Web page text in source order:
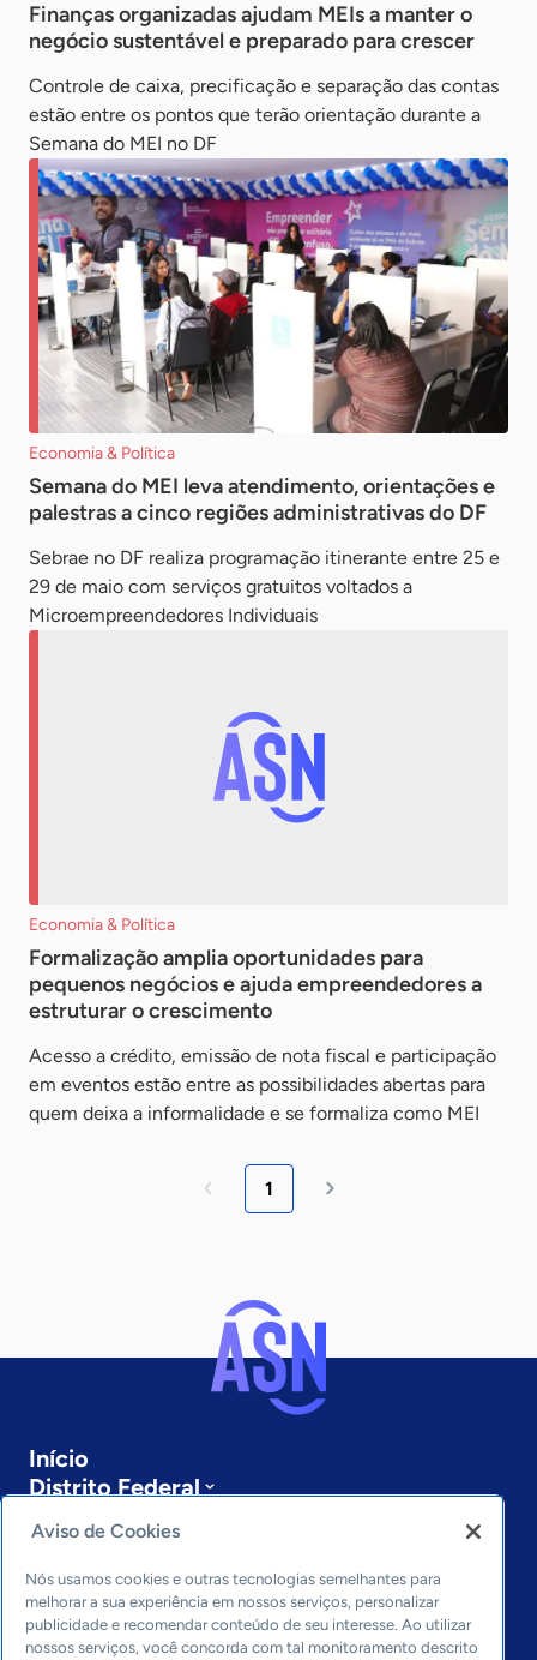
Finanças organizadas ajudam MEIs a manter o
negócio sustentável e preparado para crescer
Controle de caixa, precificação e separação das contas
estão entre os pontos que terão orientação durante a
Semana do MEI no DF
Economia & Política
Semana do MEI leva atendimento, orientações e
palestras a cinco regiões administrativas do DF
Sebrae no DF realiza programação itinerante entre 25 e
29 de maio com serviços gratuitos voltados a
Microempreendedores Individuais
Economia & Política
Formalização amplia oportunidades para
pequenos negócios e ajuda empreendedores a
estruturar o crescimento
Acesso a crédito, emissão de nota fiscal e participação
em eventos estão entre as possibilidades abertas para
quem deixa a informalidade e se formaliza como MEI
1
Início
Distrito Federal
Últimas notícias
Entre em contato
Editorias
Economia & Política
Aviso de Cookies
Nós usamos cookies e outras tecnologias semelhantes para
melhorar a sua experiência em nossos serviços, personalizar
publicidade e recomendar conteúdo de seu interesse. Ao utilizar
nossos serviços, você concorda com tal monitoramento descrito